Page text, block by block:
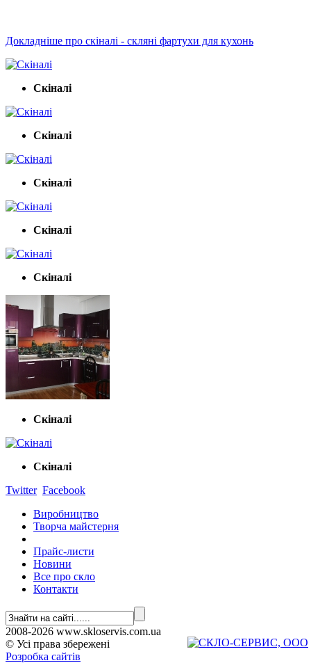
Докладніше про скіналі - скляні фартухи для кухонь
Скіналі
Скіналі
Скіналі
Скіналі
Скіналі
Скіналі
Скіналі
Twitter Facebook
Виробництво
Творча майстерня
Прайс-листи
Новини
Все про скло
Контакти
2008-2026 www.skloservis.com.ua
© Усі права збережені
Розробка сайтів